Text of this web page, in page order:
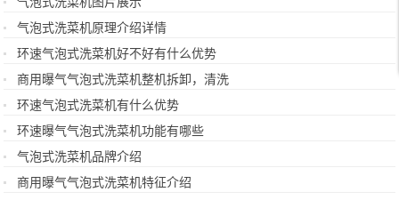
气泡式洗菜机原理介绍详情
环速气泡式洗菜机好不好有什么优势
商用曝气气泡式洗菜机整机拆卸，清洗
环速气泡式洗菜机有什么优势
环速曝气气泡式洗菜机功能有哪些
气泡式洗菜机品牌介绍
商用曝气气泡式洗菜机特征介绍